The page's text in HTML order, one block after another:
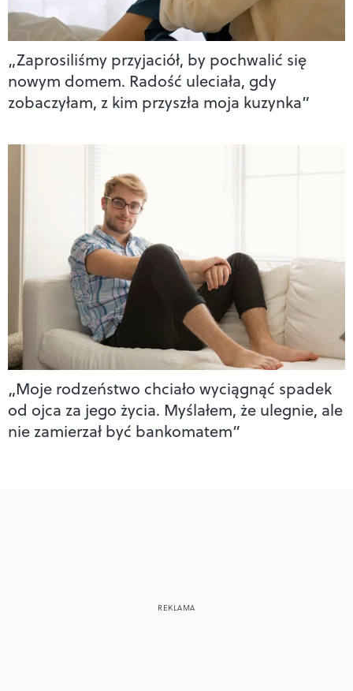
„Zaprosiliśmy przyjaciół, by pochwalić się
nowym domem. Radość uleciała, gdy
zobaczyłam, z kim przyszła moja kuzynka”
„Moje rodzeństwo chciało wyciągnąć spadek
od ojca za jego życia. Myślałem, że ulegnie, ale
nie zamierzał być bankomatem”